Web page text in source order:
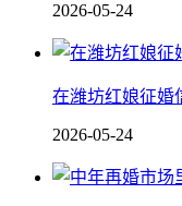
2026-05-24
在潍坊红娘征婚
2026-05-24